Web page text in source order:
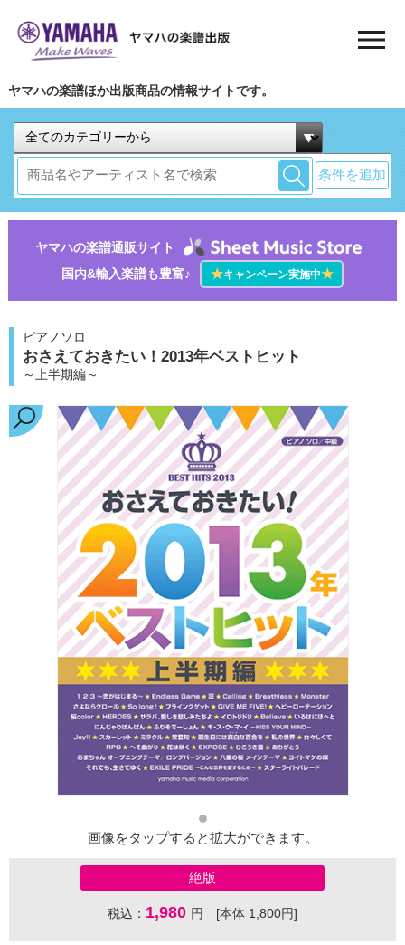
ヤマハの楽譜ほか出版商品の情報サイトです。
条件を追加
ヤマハの楽譜通販サイト
国内&輸入楽譜も豊富♪
★キャンペーン実施中★
ピアノソロ
おさえておきたい！2013年ベストヒット
～上半期編～
画像をタップすると拡大ができます。
絶版
税込： 1,980 円 [本体 1,800円]